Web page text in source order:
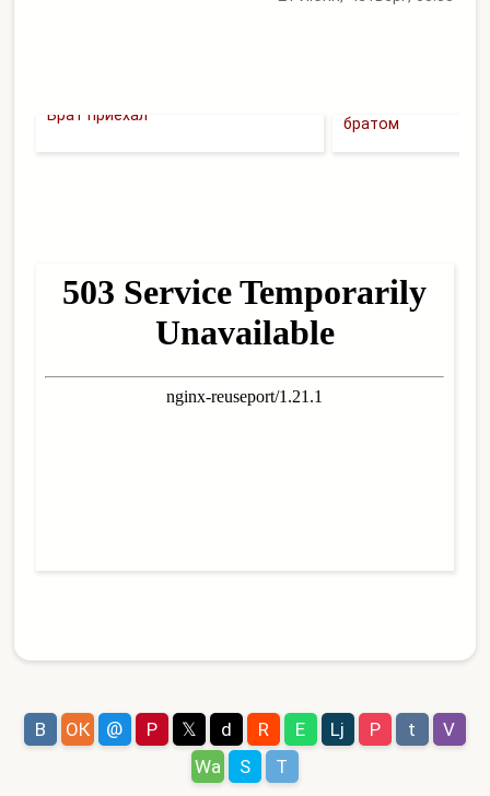
Брат приехал
братом
В ОК @ P 𝕏 d R E Lj P t
V
Wa
S T